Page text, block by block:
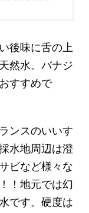
後味に舌の上
然水。バナジ
すすめで
ンスのいいす
水地周辺は澄
ビなど様々な
！地元では幻
です。硬度は